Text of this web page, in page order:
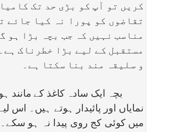
کریں تو آپ کو بڑی حد تک
تقاضوں کو پورا نہ کیا جائے
مناسب نہیں کہ جب بچہ بڑا ہو
مستقبل کے لیے بڑا خطرناک
و سلیقہ مند بنا سکتا ہے۔
بچہ ایک سادہ کاغذ کے مانند
نمایاں اور پائیدار ہوتے ہیں۔
میں کوئی کج روی پیدا نہ ہو